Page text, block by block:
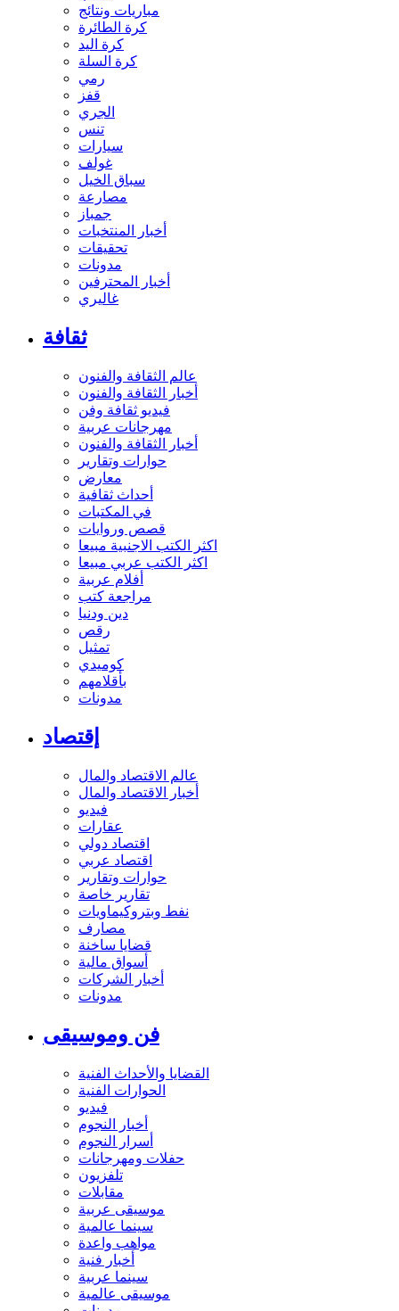
مباريات ونتائج
كرة الطائرة
كرة اليد
كرة السلة
رمي
قفز
الجري
تنس
سيارات
غولف
سباق الخيل
مصارعة
جمباز
أخبار المنتخبات
تحقيقات
مدونات
أخبار المحترفين
غاليري
ثقافة
عالم الثقافة والفنون
أخبار الثقافة والفنون
فيديو ثقافة وفن
مهرجانات عربية
أخبار الثقافة والفنون
حوارات وتقارير
معارض
أحداث ثقافية
في المكتبات
قصص وروايات
اكثر الكتب الاجنبية مبيعا
اكثر الكتب عربي مبيعا
أفلام عربية
مراجعة كتب
دين ودنيا
رقص
تمثيل
كوميدي
بأقلامهم
مدونات
إقتصاد
عالم الاقتصاد والمال
أخبار الاقتصاد والمال
فيديو
عقارات
اقتصاد دولي
اقتصاد عربي
حوارات وتقارير
تقارير خاصة
نفط وبتروكيماويات
مصارف
قضايا ساخنة
أسواق مالية
أخبار الشركات
مدونات
فن وموسيقى
القضايا والأحداث الفنية
الحوارات الفنية
فيديو
أخبار النجوم
أسرار النجوم
حفلات ومهرجانات
تلفزيون
مقابلات
موسيقى عربية
سينما عالمية
مواهب واعدة
أخبار فنية
سينما عربية
موسيقى عالمية